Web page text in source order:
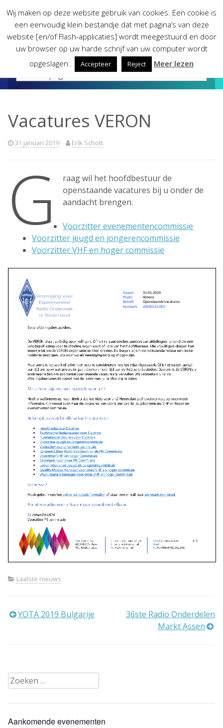
content
Vacatures VERON
31 januari 2019 Erik Schott
G
raag wil het hoofdbestuur de
openstaande vacatures bij u onder de
aandacht brengen.
Voorzitter evenementencommissie
Voorzitter jeugd en jongerencommissie
Voorzitter VHF en hoger commissie
Laatste nieuws
Bericht
YOTA 2019 Bulgarije
36ste Radio Onderdelen
Markt Assen
Zoeken
naar:
Aankomende evenementen
Wij maken op deze website gebruik van cookies. Een cookie is
een eenvoudig klein bestandje dat met pagina’s van deze
website [en/of Flash-applicaties] wordt meegestuurd en door
uw browser op uw harde schrijf van uw computer wordt
opgeslagen..
Accepteer Reject Meer lezen